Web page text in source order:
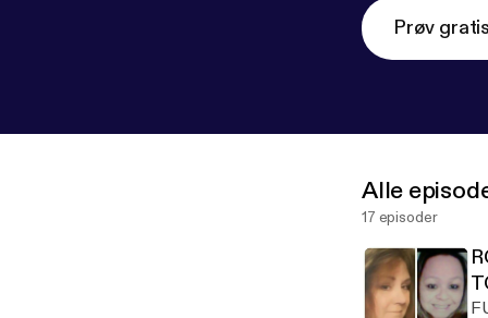
Prøv gratis
Alle
17 episoder